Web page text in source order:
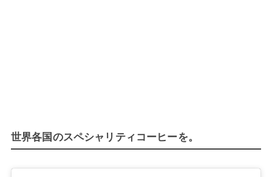
世界各国のスペシャリティコーヒーを。